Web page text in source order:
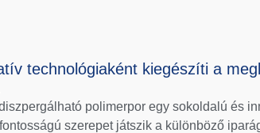
technológiaként kiegészíti a
polimerpor egy sokoldalú és
szerepet játszik a különböző